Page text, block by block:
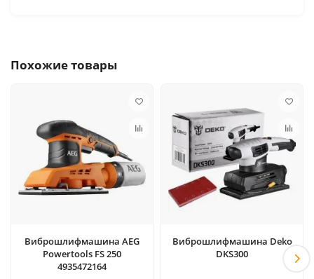
Похожие товары
Виброшлифмашина AEG
Powertools FS 250
4935472164
Виброшлифмашина Deko
DKS300